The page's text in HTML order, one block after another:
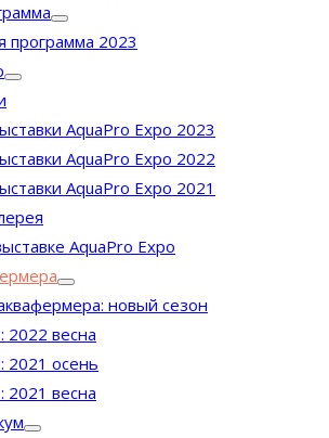
программа 2023
AquaPro Expo 2023
AquaPro Expo 2022
AquaPro Expo 2021
AquaPro Expo
новый сезон
2022 весна
2021 осень
2021 весна